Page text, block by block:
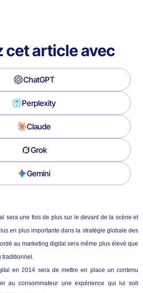
cet article avec
ChatGPT
Perplexity
Claude
Grok
Gemini
sera une fois de plus sur le devant de la scène et
en plus importante dans la stratégie globale des
au marketing digital sera même plus élevé que
traditionnel.
en 2014 sera de mettre en place un contenu
au consommateur une expérience qui lui soit